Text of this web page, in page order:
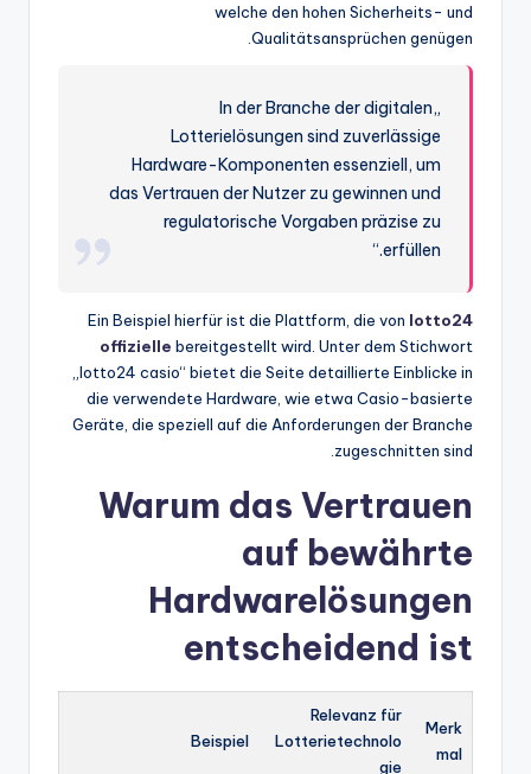
welche den hohen Sicherheits- und
Qualitätsansprüchen genügen.
„In der Branche der digitalen
Lotterielösungen sind zuverlässige
Hardware-Komponenten essenziell, um
das Vertrauen der Nutzer zu gewinnen und
regulatorische Vorgaben präzise zu
erfüllen.“
Ein Beispiel hierfür ist die Plattform, die von lotto24
offizielle bereitgestellt wird. Unter dem Stichwort
„lotto24 casio“ bietet die Seite detaillierte Einblicke in
die verwendete Hardware, wie etwa Casio-basierte
Geräte, die speziell auf die Anforderungen der Branche
zugeschnitten sind.
Warum das Vertrauen
auf bewährte
Hardwarelösungen
entscheidend ist
Merk
mal
Relevanz für
Lotterietechnolo
gie
Beispiel